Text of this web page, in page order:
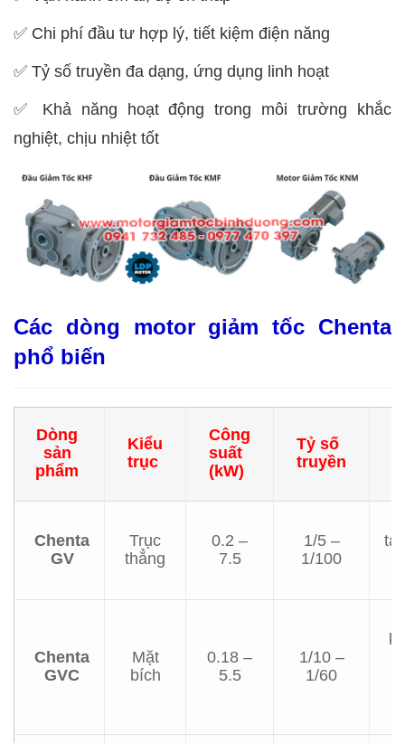
✅ Chi phí đầu tư hợp lý, tiết kiệm điện năng
✅ Tỷ số truyền đa dạng, ứng dụng linh hoạt
✅ Khả năng hoạt động trong môi trường khắc
nghiệt, chịu nhiệt tốt
Các dòng motor giảm tốc Chenta
phổ biến
Dòng
sản
phẩm
Kiểu
trục
Công
suất
(kW)
Tỷ số
truyền
Chenta
GV
Trục
thẳng
0.2 –
7.5
1/5 –
1/100
Chenta
GVC
Mặt
bích
0.18 –
5.5
1/10 –
1/60